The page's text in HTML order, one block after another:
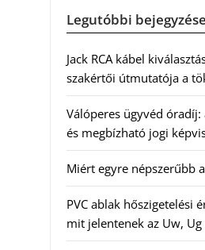
Legutóbbi
Jack RCA kábel
szakértői útmutatója a
Válóperes ügyvéd
és megbízható jogi
Miért egyre népszerűbb
PVC ablak hőszigetelési
mit jelentenek az Uw, Ug